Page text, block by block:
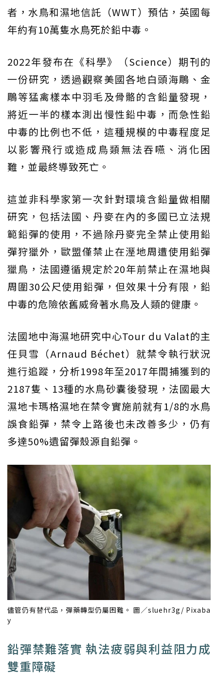
者，水鳥和濕地信託（WWT）預估，英國每
年約有10萬隻水鳥死於鉛中毒。
2022年發布在《科學》（Science）期刊的
一份研究，透過觀察美國各地白頭海鵰、金
鵰等猛禽樣本中羽毛及骨骼的含鉛量發現，
將近一半的樣本測出慢性鉛中毒，而急性鉛
中毒的比例也不低，這種規模的中毒程度足
以影響飛行或造成鳥類無法吞嚥、消化困
難，並最終導致死亡。
這並非科學家第一次針對環境含鉛量做相關
研究，包括法國、丹麥在內的多國已立法規
範鉛彈的使用，不過除丹麥完全禁止使用鉛
彈狩獵外，歐盟僅禁止在溼地周遭使用鉛彈
獵鳥，法國遵循規定於20年前禁止在濕地與
周圍30公尺使用鉛彈，但效果十分有限，鉛
中毒的危險依舊威脅著水鳥及人類的健康。
法國地中海濕地研究中心Tour du Valat的主
任貝雪（Arnaud Béchet）就禁令執行狀況
進行追蹤，分析1998年至2017年間捕獲到的
2187隻、13種的水鳥砂囊後發現，法國最大
濕地卡瑪格濕地在禁令實施前就有1/8的水鳥
誤食鉛彈，禁令上路後也未改善多少，仍有
多達50%遺留彈殼源自鉛彈。
儘管仍有替代品，彈藥轉型仍屬困難。 圖／sluehr3g/ Pixaba
y
鉛彈禁難落實 執法疲弱與利益阻力成
雙重障礙